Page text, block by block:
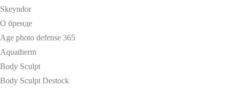
Skeyndor
О бренде
Age photo defense 365
Aquatherm
Body Sculpt
Body Sculpt Destock